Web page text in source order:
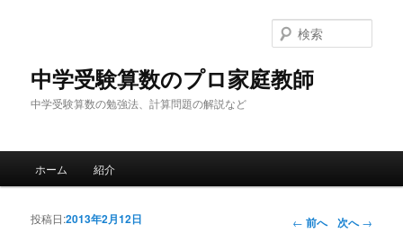
中学受験算数のプロ家庭教師
中学受験算数の勉強法、計算問題の解説など
索
メインコンテンツへ移動
サブコンテンツへ移動
ホーム 紹介
投稿ナビゲー
← 前へ 次へ→
投稿日:2013年2月12日